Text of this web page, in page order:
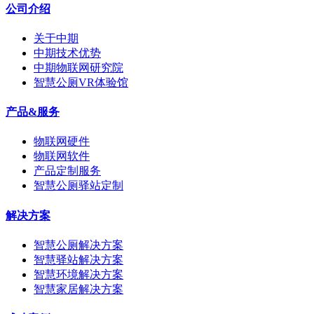
公司介绍
关于中期
中期技术优势
中期物联网研究院
智慧公厕VR体验馆
产品&服务
物联网硬件
物联网软件
产品定制服务
智慧公厕驿站定制
解决方案
智慧公厕解决方案
智慧驿站解决方案
智慧环境解决方案
智慧家居解决方案